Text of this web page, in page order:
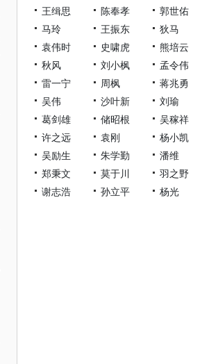
王缉思
陈奉孝
郭世佑
马玲
王振东
狄马
袁伟时
史啸虎
熊培云
秋风
刘小枫
孟令伟
雷一宁
周枫
蒋兆勇
吴伟
沙叶新
刘瑜
葛剑雄
储昭根
吴稼祥
许之远
袁刚
杨小凯
吴励生
朱学勤
潘维
郑秉文
莫于川
羽之野
谢志浩
孙立平 杨光